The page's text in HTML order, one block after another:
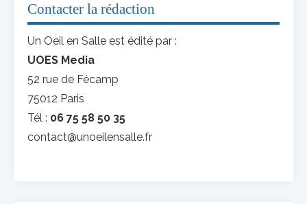
Contacter la rédaction
Un Oeil en Salle est édité par :
UOES Media
52 rue de Fécamp
75012 Paris
Tél : 06 75 58 50 35
contact@unoeilensalle.fr